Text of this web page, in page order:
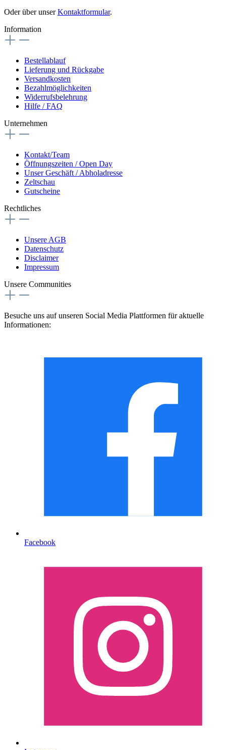
Oder über unserKontaktformular.
Information
Bestellablauf
Lieferung und Rückgabe
Versandkosten
Bezahlmöglichkeiten
Widerrufsbelehrung
Hilfe / FAQ
Unternehmen
Kontakt/Team
Öffnungszeiten / Open Day
Unser Geschäft / Abholadresse
Zeltschau
Gutscheine
Rechtliches
Unsere AGB
Datenschutz
Disclaimer
Impressum
Unsere Communities
Besuche uns auf unseren Social Media Plattformen für aktuelle
Informationen:
Facebook